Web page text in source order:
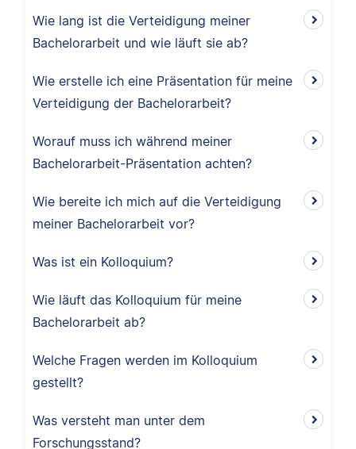
Wie lang ist die Verteidigung meiner
Bachelorarbeit und wie läuft sie ab?
Wie erstelle ich eine Präsentation für meine
Verteidigung der Bachelorarbeit?
Worauf muss ich während meiner
Bachelorarbeit-Präsentation achten?
Wie bereite ich mich auf die Verteidigung
meiner Bachelorarbeit vor?
Was ist ein Kolloquium?
Wie läuft das Kolloquium für meine
Bachelorarbeit ab?
Welche Fragen werden im Kolloquium
gestellt?
Was versteht man unter dem
Forschungsstand?